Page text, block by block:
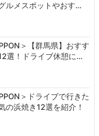
ルメスポットやおす…
＞【群馬県】おすす
選！ドライブ休憩に…
＞ドライブで行きた
の浜焼き12選を紹介！